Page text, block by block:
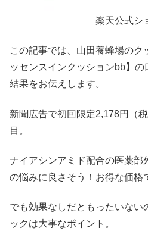
楽天公式シ
この記事では、山田養蜂場のク
ッセンスインクッションbb】
結果をお伝えします。
新聞広告で初回限定2,178円（
目。
ナイアシンアミド配合の医薬部
の悩みに良さそう！お得な価格
でも効果なしだともったいない
ックは大事なポイント。